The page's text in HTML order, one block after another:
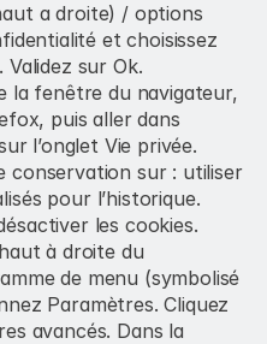
a droite) / options
et choisissez
sur Ok.
la fenêtre du navigateur,
puis aller dans
l’onglet Vie privée.
conservation sur : utiliser
pour l’historique.
les cookies.
à droite du
de menu (symbolisé
Paramètres. Cliquez
avancés. Dans la